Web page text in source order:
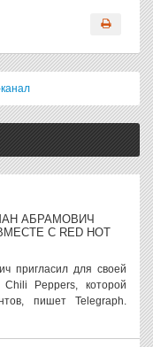
АБРАМОВИЧ
С RED HOT
пригласил для своей
Peppers, которой
пишет Telegraph.